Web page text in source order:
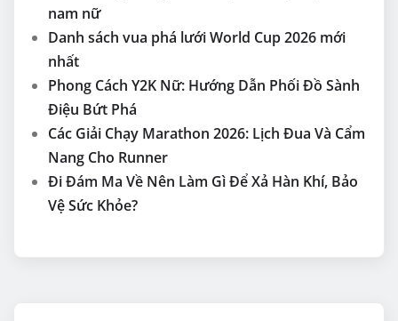
nam nữ
Danh sách vua phá lưới World Cup 2026 mới
nhất
Phong Cách Y2K Nữ: Hướng Dẫn Phối Đồ Sành
Điệu Bứt Phá
Các Giải Chạy Marathon 2026: Lịch Đua Và Cẩm
Nang Cho Runner
Đi Đám Ma Về Nên Làm Gì Để Xả Hàn Khí, Bảo
Vệ Sức Khỏe?